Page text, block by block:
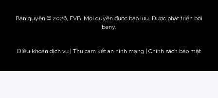
Bản quyền © 2026, EVB. Mọi quyền được bảo lưu. Được phát triển bởi
beny.
Điều khoản dịch vụ Thư cam kết an ninh mạng | Chính sách bảo mật